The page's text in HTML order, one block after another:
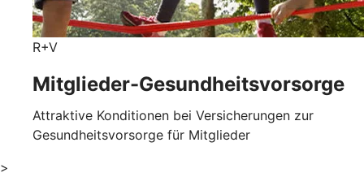
R+V
Mitglieder-Gesundheits­vorsorge
Attraktive Konditionen bei Versicherungen zur
Gesundheitsvorsorge für Mitglieder
>